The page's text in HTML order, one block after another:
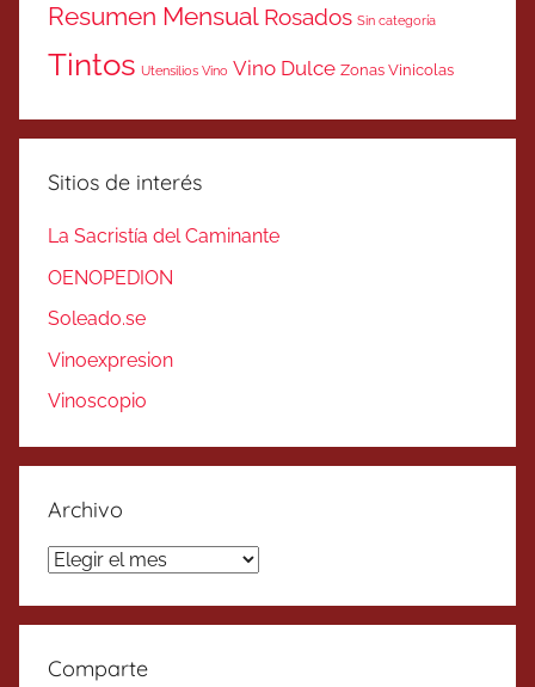
Resumen Mensual Rosados Sin categoría
Tintos Utensilios Vino Vino Dulce Zonas Vinicolas
Sitios de interés
La Sacristía del Caminante
OENOPEDION
Soleado.se
Vinoexpresion
Vinoscopio
Archivo
Archivo
Comparte